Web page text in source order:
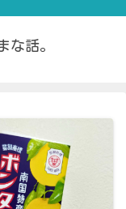
な話。